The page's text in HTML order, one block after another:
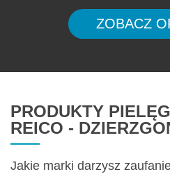
ZOBACZ
PRODUKTY
REICO -
Jakie marki darzysz